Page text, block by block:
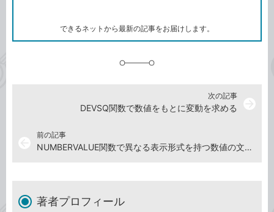
ク
できるネットから最新の記事をお届けします。
前の記事
NUMBERVALUE関数で異なる表示形式を持つ数値の文字列
次の記事
DEVSQ関数で数値をもとに変動を求める
著者プロフィール